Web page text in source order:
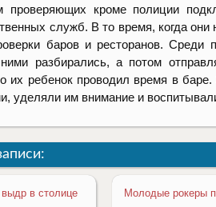
проверяющих кроме полиции
служб. В то время, когда
баров и ресторанов. Среди
разбирались, а потом
их ребенок проводил время в
уделяли им внимание и
в столице
Молодые рокеры